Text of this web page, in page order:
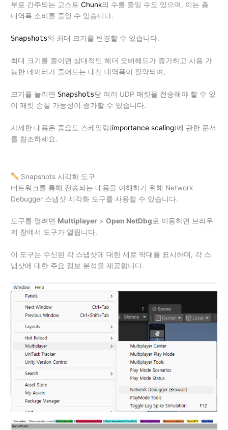
부로 간주되는 고스트Chunk의 수를 줄일 수도 있으며, 이는 총
대역폭 소비를 줄일 수 있습니다.
Snapshots의 최대 크기를 변경할 수 있습니다.
최대 크기를 줄이면 상대적인 헤더 오버헤드가 증가하고 사용 가
능한 데이터가 줄어드는 대신 대역폭이 절약되며,
크기를 늘리면 Snapshots당 여러 UDP 패킷을 전송해야 할 수 있
어 패킷 손실 가능성이 증가할 수 있습니다.
자세한 내용은 중요도 스케일링(importance scaling)에 관한 문서
를 참조하세요.
Snapshots 시각화 도구
네트워크를 통해 전송되는 내용을 이해하기 위해 Network
Debugger 스냅샷 시각화 도구를 사용할 수 있습니다.
도구를 열려면 Multiplayer >Open NetDbg로 이동하면 브라우
저 창에서 도구가 열립니다.
이 도구는 수신된 각 스냅샷에 대한 세로 막대를 표시하며, 각 스
냅샷에 대한 주요 정보 분석을 제공합니다.